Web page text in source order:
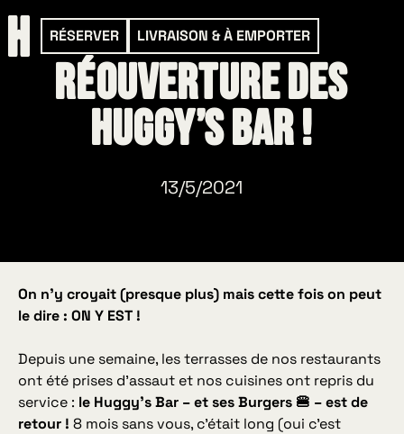
RÉSERVER LIVRAISON & À EMPORTER
Réouverture des
Huggy’s Bar !
13/5/2021
On n’y croyait (presque plus) mais cette fois on peut
le dire : ON Y EST !
Depuis une semaine, les terrasses de nos restaurants
ont été prises d’assaut et nos cuisines ont repris du
service : le Huggy’s Bar – et ses Burgers 🍔 – est de
retour ! 8 mois sans vous, c’était long (oui c’est